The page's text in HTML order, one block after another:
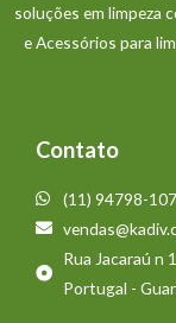
soluções em limpeza
e Acessórios para
Contato
(11) 94798-
Rua Jacaraú n
Portugal -